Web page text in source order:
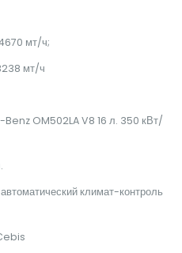
мт/ч;
мт/ч
OM502LA V8 16 л. 350 кВт/
климат-контроль